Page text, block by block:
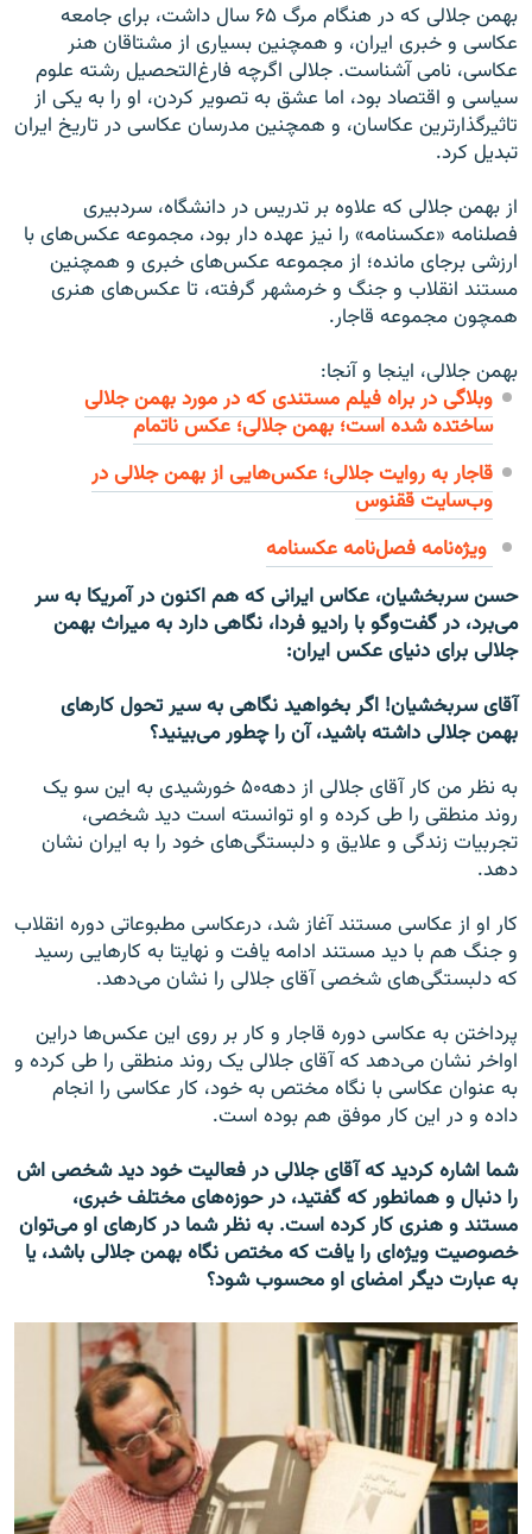
بهمن جلالی که در هنگام مرگ ۶۵ سال داشت، برای جامعه
عکاسی و خبری ایران، و همچنین بسیاری از مشتاقان هنر
عکاسی، نامی‌ آشناست. جلالی اگرچه فارغ‌التحصيل رشته‌ علوم
سياسی و اقتصاد بود، اما عشق به تصویر کردن، او را به یکی از
تاثیرگذارترین عکاسان، و همچنین مدرسان عکاسی در تاریخ ایران
تبدیل کرد.
از بهمن جلالی که علاوه بر تدریس در دانشگاه، سردبيری
فصلنامه «عکسنامه» را نیز عهده دار بود، مجموعه عکس‌های با
ارزشی برجای مانده؛ از مجموعه عکس‌های خبری و همچنین
مستند انقلاب و جنگ و خرمشهر گرفته، تا عکس‌های هنری
همچون مجموعه قاجار.
بهمن جلالی، اینجا و آنجا:
وبلاگی در براه فیلم مستندی که در مورد بهمن جلالی
ساختده شده است؛ بهمن جلالی؛ عکس ناتمام
قاجار به روایت جلالی؛ عکس‌هایی از بهمن جلالی در
وب‌سایت ققنوس
ویژه‌نامه فصل‌نامه عکسنامه
حسن سربخشیان، عکاس ایرانی که هم اکنون در آمریکا به سر
می‌برد، در گفت‌وگو با رادیو فردا، نگاهی دارد به میراث بهمن
جلالی برای دنیای عکس ایران:
آقای سربخشيان! اگر بخواهید نگاهی به سیر تحول کارهای
بهمن جلالی داشته باشید، آن را چطور می‌بینید؟
به نظر من کار آقای جلالی از دهه۵۰ خورشيدی به اين سو يک
روند منطقی را طی کرده و او توانسته است ديد شخصی،
تجربيات زندگی و علايق و دلبستگی‌های خود را به ايران نشان
دهد.
کار او از عکاسی مستند آغاز شد، درعکاسی مطبوعاتی دوره انقلاب
و جنگ هم با ديد مستند ادامه يافت و نهایتا به کارهايی رسيد
که دلبستگی‌های شخصی آقای جلالی را نشان می‌دهد.
پرداختن به عکاسی دوره قاجار و کار بر روی اين عکس‌ها دراين
اواخر نشان می‌دهد که آقای جلالی يک روند منطقی را طی کرده و
به عنوان عکاسی با نگاه مختص به خود، کار عکاسی را انجام
داده و در اين کار موفق هم بوده است.
شما اشاره کرديد که آقای جلالی در فعاليت خود ديد شخصی اش
را دنبال و همانطور که گفتید، در حوزه‌های مختلف خبری،
مستند و هنری کار کرده است. به نظر شما در کارهای او می‌توان
خصوصيت ويژه‌ای را یافت که مختص نگاه بهمن جلالی باشد، یا
به عبارت دیگر امضای او محسوب شود؟